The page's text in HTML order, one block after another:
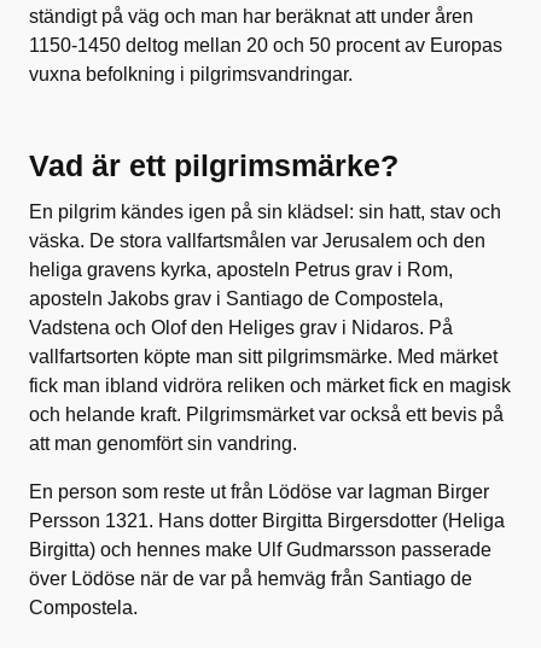
ständigt på väg och man har beräknat att under åren
1150-1450 deltog mellan 20 och 50 procent av Europas
vuxna befolkning i pilgrimsvandringar.
Vad är ett pilgrimsmärke?
En pilgrim kändes igen på sin klädsel: sin hatt, stav och
väska. De stora vallfartsmålen var Jerusalem och den
heliga gravens kyrka, aposteln Petrus grav i Rom,
aposteln Jakobs grav i Santiago de Compostela,
Vadstena och Olof den Heliges grav i Nidaros. På
vallfartsorten köpte man sitt pilgrimsmärke. Med märket
fick man ibland vidröra reliken och märket fick en magisk
och helande kraft. Pilgrimsmärket var också ett bevis på
att man genomfört sin vandring.
En person som reste ut från Lödöse var lagman Birger
Persson 1321. Hans dotter Birgitta Birgersdotter (Heliga
Birgitta) och hennes make Ulf Gudmarsson passerade
över Lödöse när de var på hemväg från Santiago de
Compostela.